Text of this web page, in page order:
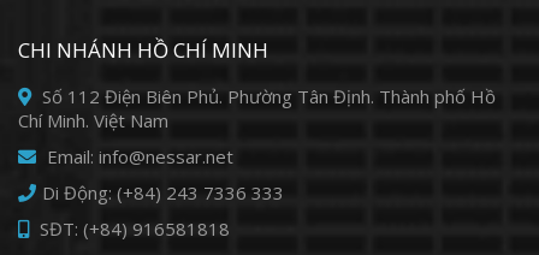
CHI NHÁNH HỒ CHÍ MINH
Số 112 Điện Biên Phủ. Phường Tân Định. Thành phố Hồ
Chí Minh. Việt Nam
Email: info@nessar.net
Di Động: (+84) 243 7336 333
SĐT: (+84) 916581818